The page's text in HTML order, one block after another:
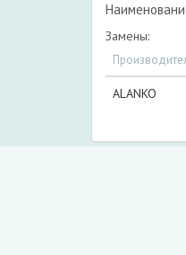
Замены:
ALANKO